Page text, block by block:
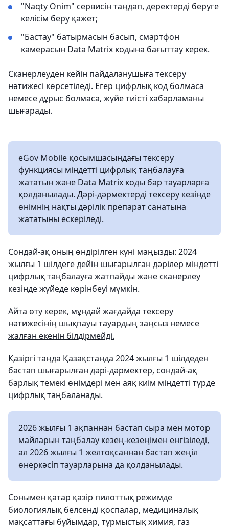
"Naqty Onim" сервисін таңдап, деректерді беруге
келісім беру қажет;
"Бастау" батырмасын басып, смартфон
камерасын Data Matrix кодына бағыттау керек.
Сканерлеуден кейін пайдаланушыға тексеру
нәтижесі көрсетіледі. Егер цифрлық код болмаса
немесе дұрыс болмаса, жүйе тиісті хабарламаны
шығарады.
eGov Mobile қосымшасындағы тексеру
функциясы міндетті цифрлық таңбалауға
жататын және Data Matrix коды бар тауарларға
қолданылады. Дәрі-дәрмектерді тексеру кезінде
өнімнің нақты дәрілік препарат санатына
жататыны ескеріледі.
Сондай-ақ оның өндірілген күні маңызды: 2024
жылғы 1 шілдеге дейін шығарылған дәрілер міндетті
цифрлық таңбалауға жатпайды және сканерлеу
кезінде жүйеде көрінбеуі мүмкін.
Айта өту керек, мұндай жағдайда тексеру
нәтижесінің шықпауы тауардың заңсыз немесе
жалған екенін білдірмейді.
Қазіргі таңда Қазақстанда 2024 жылғы 1 шілдеден
бастап шығарылған дәрі-дәрмектер, сондай-ақ
барлық темекі өнімдері мен аяқ киім міндетті түрде
цифрлық таңбаланады.
2026 жылғы 1 ақпаннан бастап сыра мен мотор
майларын таңбалау кезең-кезеңімен енгізіледі,
ал 2026 жылғы 1 желтоқсаннан бастап жеңіл
өнеркәсіп тауарларына да қолданылады.
Сонымен қатар қазір пилоттық режимде
биологиялық белсенді қоспалар, медициналық
мақсаттағы бұйымдар, тұрмыстық химия, газ